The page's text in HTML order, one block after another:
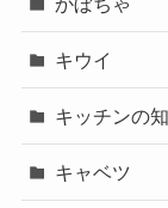
キウイ
キッチンの
キャベツ